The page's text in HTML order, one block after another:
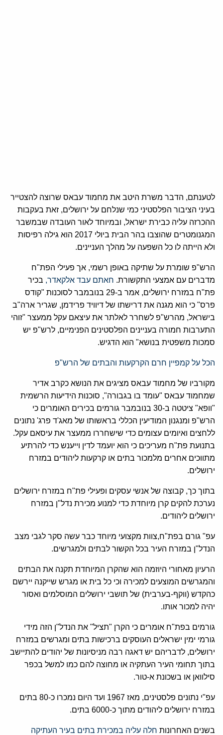
לטענתם, הדבר משרת היטב את מחמוד עבאס שרוצה להצטייר
בעיני הציבור הפלסטיני כמי שנלחם על ירושלים, זאת בעקבות
ההכרזה עליה כבירת ישראל, ובמיוחד לאור העובדה שבמשבר
המגנומטרים שהוצבו בהר הבית ביולי 2017 הוא גילה רפיסות
ולא הייתה לו כל השפעה על מהלך העניינים.
הרש"פ שומרת על שתיקה באופן רשמי, אך פעילי הפת"ח
מדברים עם אמצעי התקשורת. חאתם עבד אלקאדר, בכיר
פת"ח במזרח ירושלים, אמר ב-29 בנובמבר לסוכנות "קודס
פרס" כי הוא מגנה את דרישתו של דיוויד פרידמן, שגריר ארה"ב
בישראל, מהרש"פ לשחרר לאלתר את עיצאם עקל ממעצר "זוהי
התערבות חמורה בעניינים הפלסטינים הפנימיים, לרש"פ יש
סמכות משפטית בנושא" הוא הדגיש.
הכל על קמפיין חרם הקרקעות והבתים של הרש"פ
מקורביו של מחמוד עבאס מציגים את הנושא כקרב אדיר
שמחמוד עבאס "עומד בו בגבורה", סוכנות הידיעות הרשמית
"וופא" ציטטה ב-30 בנובמבר גורמים בכירים האומרים כי
הרש"פ ומנגנון המודיעין הכללי בראשותו של מאג'ד פרג' נתונים
ללחצים ואיומים עצומים כדי שישחררו ממעצר את עיסאם עקל.
בתנועת פת"ח מעריכים כי הוא יועמד לדין וייענש כדי להרתיע
מתווכים אחרים מלמכור בתים או קרקעות ליהודים במזרח
ירושלים.
בתוך כך, קבוצה של אנשי עסקים ופעילי פת"ח במזרח ירושלים
נערכת להקים קרן מיוחדת כדי למנוע מכירת נדל"ן במזרח
ירושלים ליהודים.
עפ" גורם בפת"ח,צוות מקצועי מיוחד כבר עשה סקר לגבי מצב
הנדל"ן במזרח העיר בכל הקשור לבתים ולמגרשים.
הרעיון מאחורי היוזמה הוא שהקרן המיוחדת תקנה את הבתים
והמגרשים המוצעים למכירה וכי כל בית או מגרש שייקנה יירשם
כהקדש (ווקף-בערבית) של תושבי ירושלים המוסלמים ואסור
יהיה למכור אותו.
גורמים בפת"ח אומרים כי הקרן "תציל" את הנדל"ן הזה מידי
גורמי ימין ישראלים העוסקים ברכישות בתים ומגרשים במזרח
ירושלים, לדבריהם יש דאגה רבה מניסיונות של יהודים להתיישב
בתוך תחומי העיר העתקיה או מחוצה להם כמו למשל בכפר
סילוואן או בשכונת א-טור.
עפ"י נתונים פלסטינים, מאז 1967 ועד היום נמכרו כ-80 בתים
במזרח ירושלים ליהודים מתוך כ-6000 בתים.
בשנים האחרונות חלה עליה במכירת בתים בעיר העתיקה